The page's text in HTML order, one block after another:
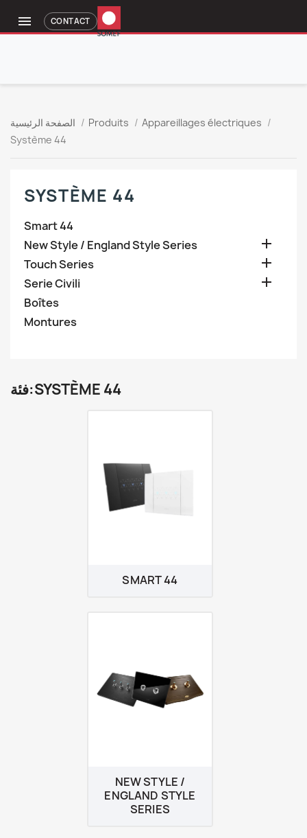
 CONTACT
الصفحة الرئيسية Produits
Appareillages électriques
Système 44
SYSTÈME 44
Smart 44
New Style / England Style Series

Touch Series 
Serie Civili 
Boîtes
Montures
فئة:SYSTÈME 44
SMART 44
NEW STYLE /
ENGLAND STYLE
SERIES